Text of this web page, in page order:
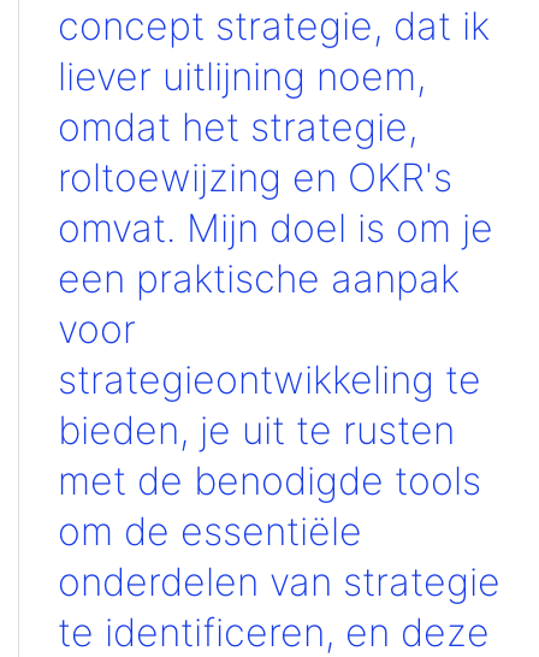
concept strategie, dat ik
liever uitlijning noem,
omdat het strategie,
roltoewijzing en OKR's
omvat. Mijn doel is om je
een praktische aanpak
voor
strategieontwikkeling te
bieden, je uit te rusten
met de benodigde tools
om de essentiële
onderdelen van strategie
te identificeren, en deze